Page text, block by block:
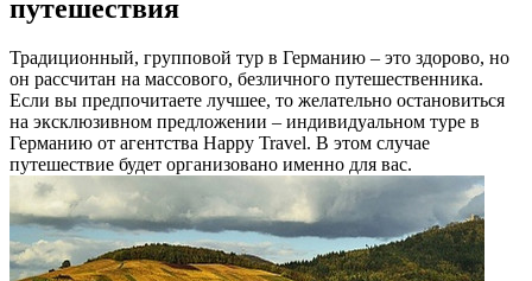
путешествия
Традиционный, групповой тур в Германию – это здорово, но
он рассчитан на массового, безличного путешественника.
Если вы предпочитаете лучшее, то желательно остановиться
на эксклюзивном предложении – индивидуальном туре в
Германию от агентства Happy Travel. В этом случае
путешествие будет организовано именно для вас.